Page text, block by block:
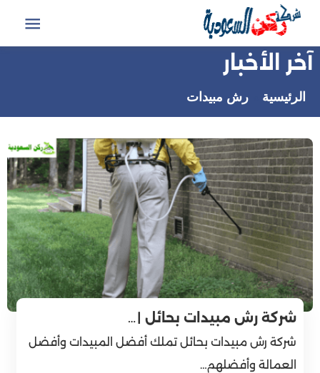
التجاوز
المحتوى
آخر الأخبار
الرئيسية رش مبيدات
شركة رش مبيدات بحائل |…
شركة رش مبيدات بحائل تملك أفضل المبيدات وأفضل
العمالة وأفضلهم…